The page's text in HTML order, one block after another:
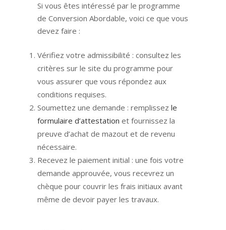
Si vous êtes intéressé par le programme
de Conversion Abordable, voici ce que vous
devez faire :
Vérifiez votre admissibilité : consultez les
critères sur le site du programme pour
vous assurer que vous répondez aux
conditions requises.
Soumettez une demande : remplissez le
formulaire d’attestation et fournissez la
preuve d’achat de mazout et de revenu
nécessaire.
Recevez le paiement initial : une fois votre
demande approuvée, vous recevrez un
chèque pour couvrir les frais initiaux avant
même de devoir payer les travaux.